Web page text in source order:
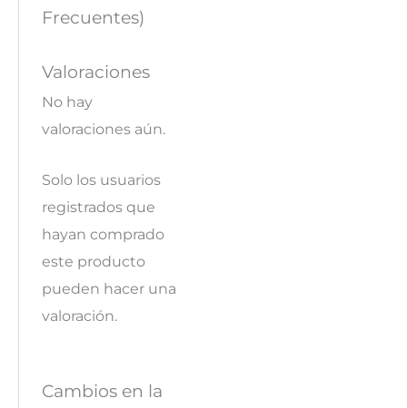
Frecuentes)
Valoraciones
No hay
valoraciones aún.
Solo los usuarios
registrados que
hayan comprado
este producto
pueden hacer una
valoración.
Cambios en la